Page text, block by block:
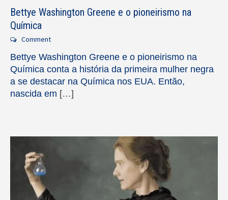
Bettye Washington Greene e o pioneirismo na
Química
Comment
Bettye Washington Greene e o pioneirismo na
Química conta a história da primeira mulher negra
a se destacar na Química nos EUA. Então,
nascida em […]